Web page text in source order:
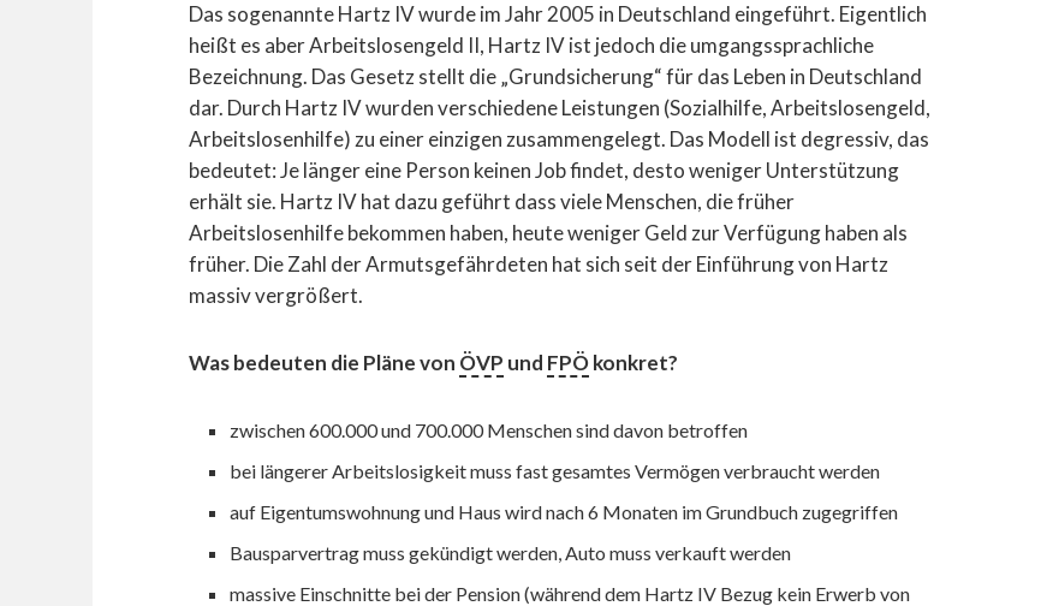
Das sogenannte Hartz IV wurde im Jahr 2005 in Deutschland eingeführt. Eigentlich
heißt es aber Arbeitslosengeld II, Hartz IV ist jedoch die umgangssprachliche
Bezeichnung. Das Gesetz stellt die „Grundsicherung“ für das Leben in Deutschland
dar. Durch Hartz IV wurden verschiedene Leistungen (Sozialhilfe, Arbeitslosengeld,
Arbeitslosenhilfe) zu einer einzigen zusammengelegt. Das Modell ist degressiv, das
bedeutet: Je länger eine Person keinen Job findet, desto weniger Unterstützung
erhält sie. Hartz IV hat dazu geführt dass viele Menschen, die früher
Arbeitslosenhilfe bekommen haben, heute weniger Geld zur Verfügung haben als
früher. Die Zahl der Armutsgefährdeten hat sich seit der Einführung von Hartz
massiv vergrößert.
Was bedeuten die Pläne von ÖVP und FPÖkonkret?
zwischen 600.000 und 700.000 Menschen sind davon betroffen
bei längerer Arbeitslosigkeit muss fast gesamtes Vermögen verbraucht werden
auf Eigentumswohnung und Haus wird nach 6 Monaten im Grundbuch zugegriffen
Bausparvertrag muss gekündigt werden, Auto muss verkauft werden
massive Einschnitte bei der Pension (während dem Hartz IV Bezug kein Erwerb von